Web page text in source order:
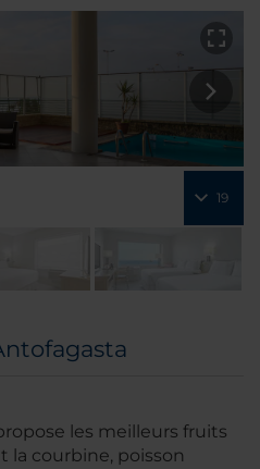
19
les meilleurs fruits
la courbine, poisson